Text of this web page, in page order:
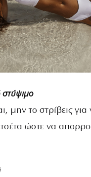
στύψιμο
μην το στρίβεις
ώστε να